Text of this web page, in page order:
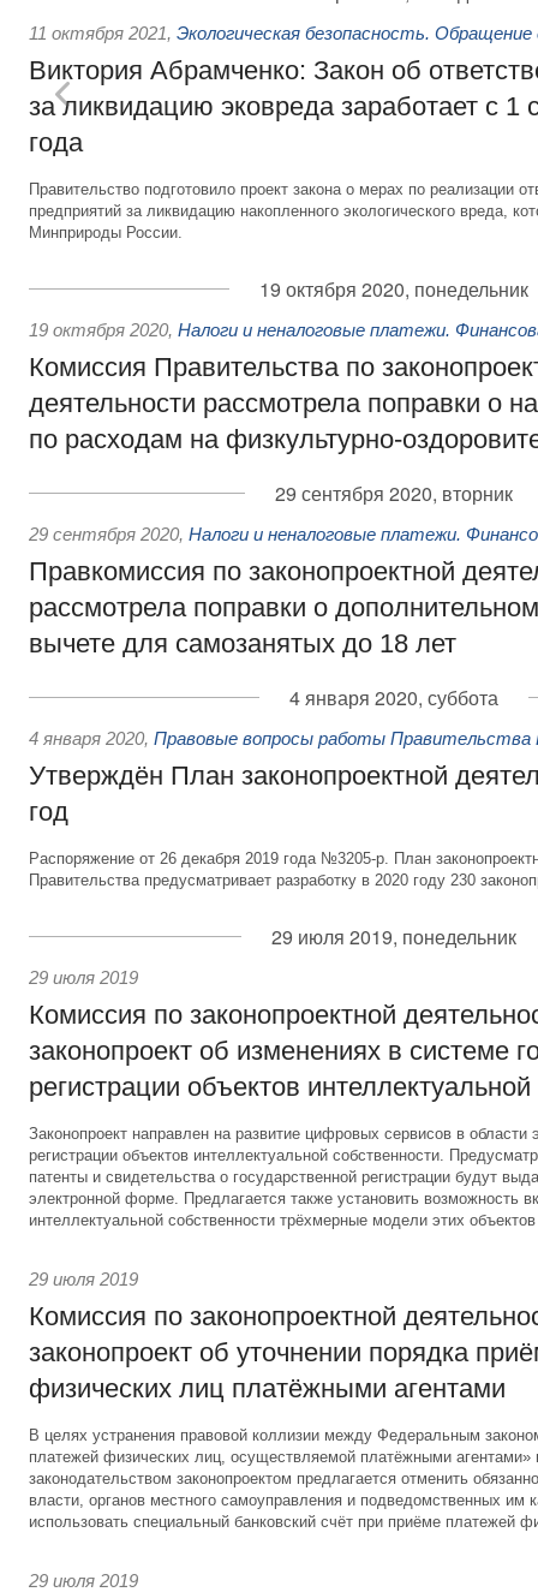
11 октября 2021, Экологическая безопасность.
Виктория Абрамченко: Закон об
за ликвидацию эковреда заработает с 1
года
Правительство подготовило проект закона о мерах по реализации
предприятий за ликвидацию накопленного экологического вреда,
Минприроды России.
19 октября 2020, понедельник
19 октября 2020, Налоги и неналоговые платежи.
Комиссия Правительства по
деятельности рассмотрела поправки о
по расходам на физкультурно-
29 сентября 2020, вторник
29 сентября 2020, Налоги и неналоговые платежи.
Правкомиссия по законопроектной
рассмотрела поправки о
вычете для самозанятых до 18 лет
4 января 2020, суббота
4 января 2020, Правовые вопросы работы Правительства
Утверждён План законопроектной
год
Распоряжение от 26 декабря 2019 года №3205-р. План
Правительства предусматривает разработку в 2020 году 230
29 июля 2019, понедельник
29 июля 2019
Комиссия по законопроектной
законопроект об изменениях в системе
регистрации объектов
Законопроект направлен на развитие цифровых сервисов в области
регистрации объектов интеллектуальной собственности.
патенты и свидетельства о государственной регистрации будут
электронной форме. Предлагается также установить возможность
интеллектуальной собственности трёхмерные модели этих
29 июля 2019
Комиссия по законопроектной
законопроект об уточнении порядка
физических лиц платёжными агентами
В целях устранения правовой коллизии между Федеральным
платежей физических лиц, осуществляемой платёжными
законодательством законопроектом предлагается отменить
власти, органов местного самоуправления и подведомственных им
использовать специальный банковский счёт при приёме платежей
29 июля 2019